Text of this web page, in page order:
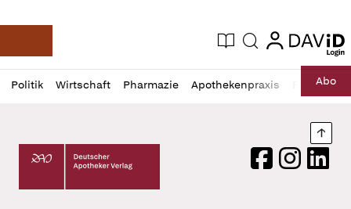
Deutsche Apotheker Zeitung
Aktuelle Ausgabe
Suche login
login
Politik Wirtschaft Pharmazie Apothekenpraxis RechtAbo
Profil
öffnen
Daz
Pur
Deutscher Apotheker Verlag Logo
FacebookInstagram